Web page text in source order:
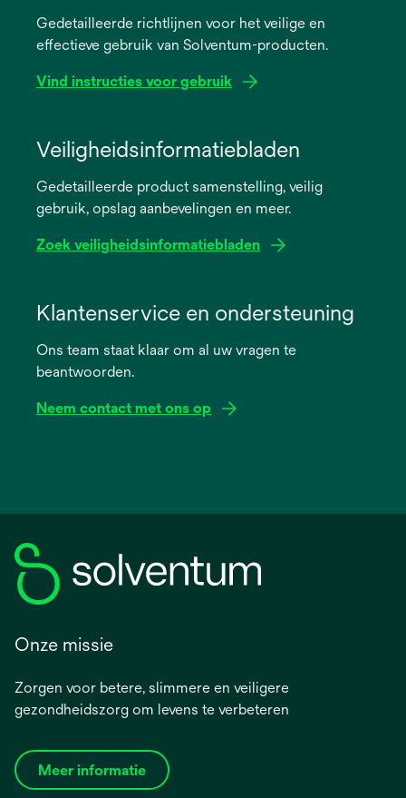
Gedetailleerde richtlijnen voor het veilige en
effectieve gebruik van Solventum-producten.
Vind instructies voor gebruik
new
Veiligheidsinformatiebladen
Gedetailleerde product samenstelling, veilig
gebruik, opslag aanbevelingen en meer.
Zoek veiligheidsinformatiebladen
new
Klantenservice en ondersteuning
Ons team staat klaar om al uw vragen te
beantwoorden.
Neem contact met ons op
Onze missie
Zorgen voor betere, slimmere en veiligere
gezondheidszorg om levens te verbeteren
Meer informatie